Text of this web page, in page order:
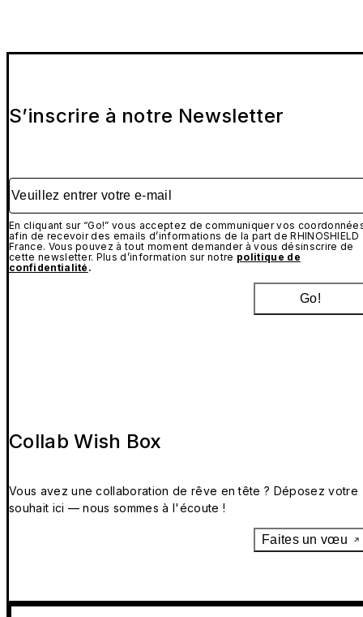
S’inscrire à notre Newsletter
Veuillez entrer votre e-mail
En cliquant sur “Go!” vous acceptez de communiquer vos
afin de recevoir des emails d’informations de la part de RHINOSHIELD
France. Vous pouvez à tout moment demander à vous désinscrire de
cette newsletter. Plus d’information sur notre politique de
confidentialité .
Go!
Collab Wish Box
Vous avez une collaboration de rêve en tête ? Déposez votre
souhait ici — nous sommes à l'écoute !
Faites un vœu